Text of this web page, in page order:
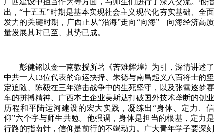
出，“十五五”时期是基本实现社会主义现代化夯实基础、全面
发力的关键时期，广西正从“沿海”走向“向海”，向海经济高质
量发展其时已至、其势已成。
彭健铭以金一南教授所著《苦难辉煌》为引，深情讲述了
中共一大13位代表的命运抉择、朱德与南昌起义八百将士的坚
定追随、陈毅在三年游击战争中的生死坚守，以及张雪逐梦赛
车的拼搏精神、广西本土企业美斯达打破国外技术垄断的创业
历程和平陆运河建设的宏大实践，凝练出“身体、定力、信
仰”六个字与师生共勉。他强调，身体是担当的根基，定力是
行路的指南针，信仰是前行的不竭动力。广大青年学子要深刻